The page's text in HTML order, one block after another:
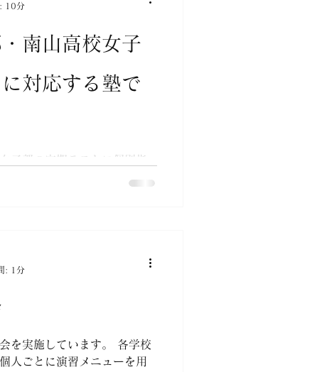
南山高校女子
対応する塾で
子部の定期テストに個別指
10分
を実施しています。 各学校
人ごとに演習メニューを用
: 1分